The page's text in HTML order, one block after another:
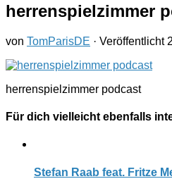
herrenspielzimmer
von TomParisDE · Veröffentlicht
herrenspielzimmer podcast
Für dich vielleicht ebenfalls
Stefan Raab feat. Fritze